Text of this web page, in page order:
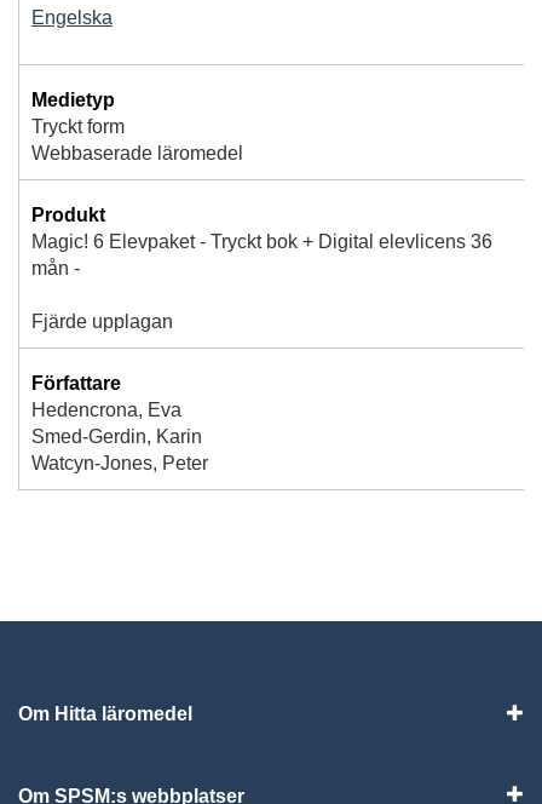
Engelska
Medietyp
Tryckt form
Webbaserade läromedel
Produkt
Magic! 6 Elevpaket - Tryckt bok + Digital elevlicens 36
mån -
Fjärde upplagan
Författare
Hedencrona, Eva
Smed-Gerdin, Karin
Watcyn-Jones, Peter
Om Hitta läromedel
Om SPSM:s webbplatser